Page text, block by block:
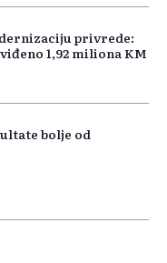
privrede:
1,92 miliona KM
bolje od